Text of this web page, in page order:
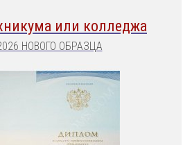
или колледжа
НОВОГО ОБРАЗЦА